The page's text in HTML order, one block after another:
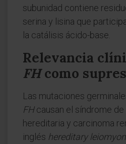
subunidad contiene
serina y lisina que
la catálisis ácido-base.
Relevancia
FHcomo
Las mutaciones
FHcausan el síndrome
hereditaria y carcinoma
inglés hereditary